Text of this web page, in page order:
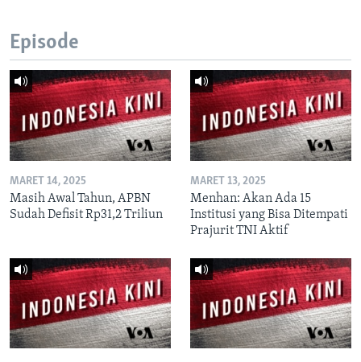
Episode
MARET 14, 2025
Masih Awal Tahun, APBN
Sudah Defisit Rp31,2 Triliun
MARET 13, 2025
Menhan: Akan Ada 15
Institusi yang Bisa Ditempati
Prajurit TNI Aktif